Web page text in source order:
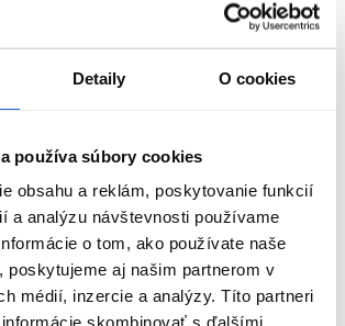
Detaily O cookies
používa súbory cookies
obsahu a reklám, poskytovanie funkcií
a analýzu návštevnosti používame
o tom, ako používate naše
poskytujeme aj našim partnerom v
médií, inzercie a analýzy. Títo partneri
skombinovať s ďalšími
sa ťažšie rozčesávajú alebo upravujú
ktorí chcú hebké, hladké a lesklé vlasy bez
tepelnú ochranu
pre tých, ktorí nechcú ťažký stylingový krém
hľadajú ľahkú leave-in starostlivosť na
leave-in produkt z radu uhladzujúcej
Wella Professionals Ultimate Smooth